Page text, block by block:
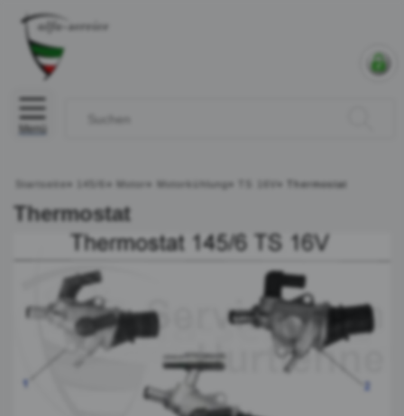
Menü
Startseite » » » Motorkühlung» » Thermostat
Thermostat